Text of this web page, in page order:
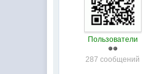
Пользователи
287 сообщений